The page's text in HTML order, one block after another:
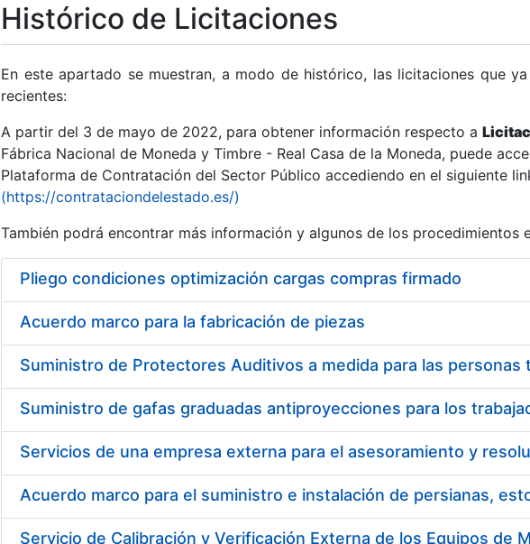
Mostrar/Ocultar
Mostrar/Ocultar
Mostrar/Ocultar
Mostrar/Ocultar
Histórico de Licitaciones
En este apartado se muestran, a modo de histórico, las licitaciones que
recientes:
A partir del 3 de mayo de 2022, para obtener información respecto a
Fábrica Nacional de Moneda y Timbre - Real Casa de la Moneda, puede
Plataforma de Contratación del Sector Público accediendo en el siguiente
(https://contrataciondelestado.es/)
También podrá encontrar más información y algunos de los procedimientos
Pliego condiciones optimización cargas compras firmado
Acuerdo marco para la fabricación de piezas
Acuerdo marco para el suministro e instalación de persianas,